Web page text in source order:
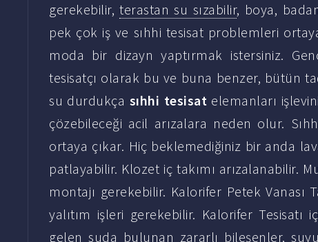
gerekebilir,terastan su sızabilir, boya,
pek çok iş ve sıhhi tesisat problemleri
moda bir dizayn yaptırmak istersiniz.
tesisatçı olarak bu ve buna benzer, bütün
su durdukça sıhhi tesisat elemanları
çözebileceği acil arızalara neden olur.
ortaya çıkar. Hiç beklemediğiniz bir anda
patlayabilir. Klozet iç takımı arızalanabilir.
montajı gerekebilir. Kalorifer Petek Vanası
yalıtım işleri gerekebilir. Kalorifer Tesisatı
gelen suda bulunan zararlı bileşenler,